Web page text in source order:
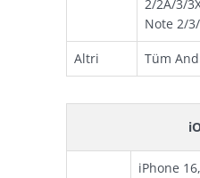
2/2A/3/
Note 2/
Altri Tüm
iPhone